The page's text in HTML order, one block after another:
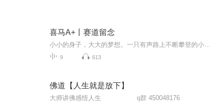
喜马A+丨赛道留念
9 613
佛道【人生就是放下】
大师讲佛感悟人生 q群 450048176